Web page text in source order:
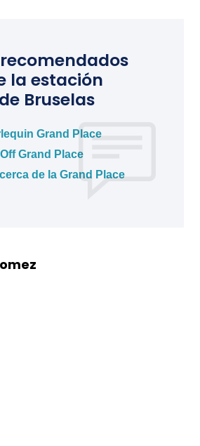
la estación
Bruselas
Grand Place
Grand Place
de la Grand Place